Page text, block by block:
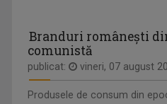
Branduri românești
comunistă
publicat: vineri, 07 august
Produsele de consum din